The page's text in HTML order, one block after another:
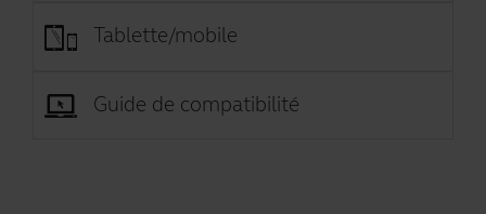
Tablette/mobile
Guide de compatibilité